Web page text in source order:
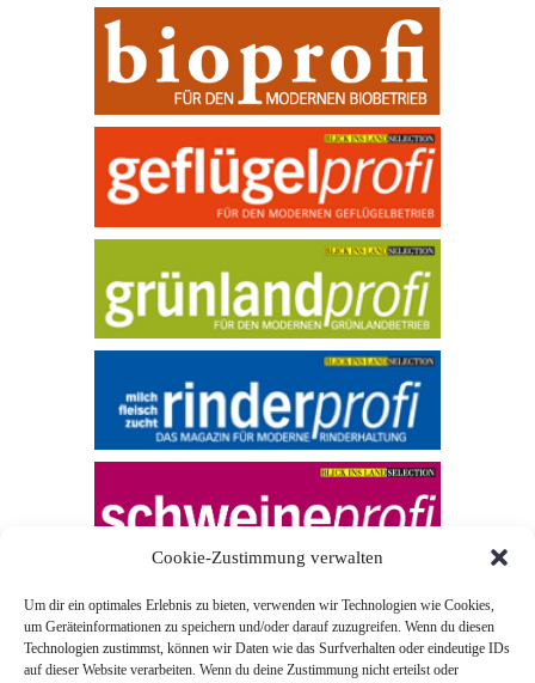
Cookie-Zustimmung verwalten
Um dir ein optimales Erlebnis zu bieten, verwenden wir Technologien wie Cookies,
um Geräteinformationen zu speichern und/oder darauf zuzugreifen. Wenn du diesen
Technologien zustimmst, können wir Daten wie das Surfverhalten oder eindeutige IDs
auf dieser Website verarbeiten. Wenn du deine Zustimmung nicht erteilst oder